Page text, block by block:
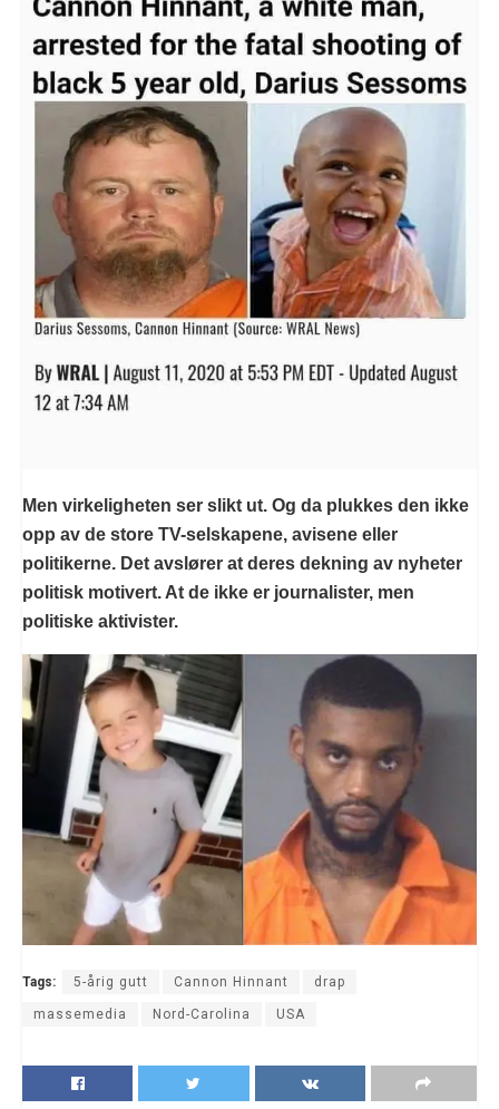
Men virkeligheten ser slikt ut. Og da plukkes den ikke
opp av de store TV-selskapene, avisene eller
politikerne. Det avslører at deres dekning av nyheter
politisk motivert. At de ikke er journalister, men
politiske aktivister.
Tags: 5-årig gutt Cannon Hinnant drap
massemedia Nord-Carolina USA